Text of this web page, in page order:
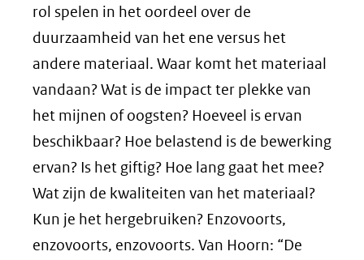
rol spelen in het oordeel over de
duurzaamheid van het ene versus het
andere materiaal. Waar komt het materiaal
vandaan? Wat is de impact ter plekke van
het mijnen of oogsten? Hoeveel is ervan
beschikbaar? Hoe belastend is de bewerking
ervan? Is het giftig? Hoe lang gaat het mee?
Wat zijn de kwaliteiten van het materiaal?
Kun je het hergebruiken? Enzovoorts,
enzovoorts, enzovoorts. Van Hoorn: “De